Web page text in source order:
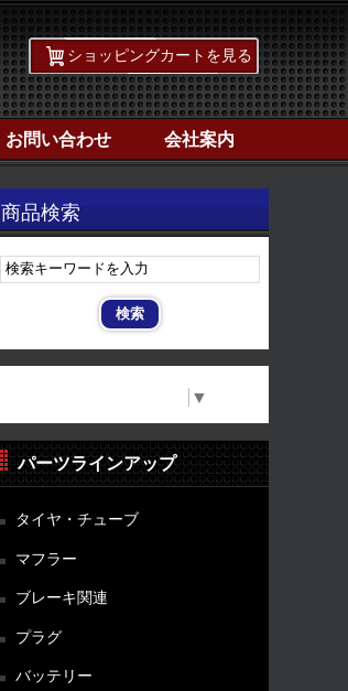
ショッピングカートを見る
お問い合わせ 会社案内
商品検索
▼
パーツラインアップ
タイヤ・チューブ
マフラー
ブレーキ関連
プラグ
バッテリー